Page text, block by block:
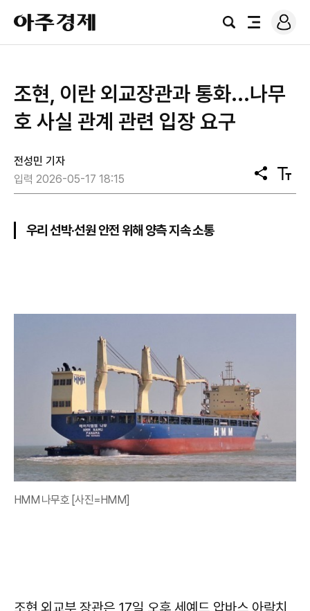
아
주
경
검
전
로
그
조현, 이란 외교장관과 통화...나무
호 사실 관계 관련 입장 요구
전성민 기자
입력 2026-05-17 18:15
공
유
텍
스
우리 선박·선원 안전 위해 양측 지속 소통
HMM 나무호 [사진=HMM]
조현 외교부 장관은 17일 오후 세예드 압바스 아락치